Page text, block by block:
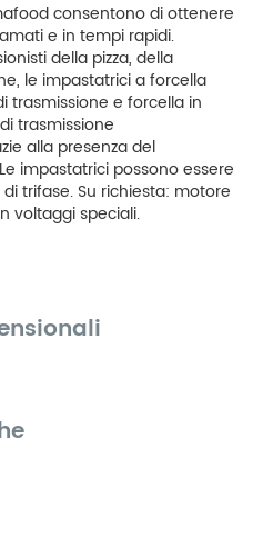
consentono di ottenere
e in tempi rapidi.
della pizza, della
le impastatrici a forcella
trasmissione e forcella in
trasmissione
alla presenza del
impastatrici possono essere
trifase. Su richiesta: motore
voltaggi speciali.